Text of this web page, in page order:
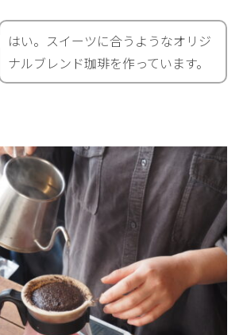
はい。スイーツに合うようなオリジ
ナルブレンド珈琲を作っています。